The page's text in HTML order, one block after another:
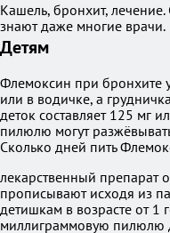
Кашель, бронхит,
знают даже многие врачи.
Детям
Флемоксин при бронхите
или в водичке, а
деток составляет 125 мг
пилюлю могут
Сколько дней пить
лекарственный препарат
прописывают исходя из
детишкам в возрасте от 1
миллиграммовую пилюлю